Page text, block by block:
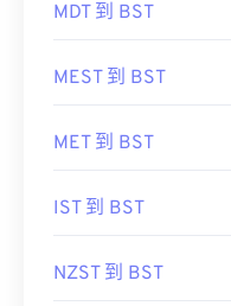
MDT 到 BST
MEST 到 BST
MET 到 BST
IST 到 BST
NZST 到 BST